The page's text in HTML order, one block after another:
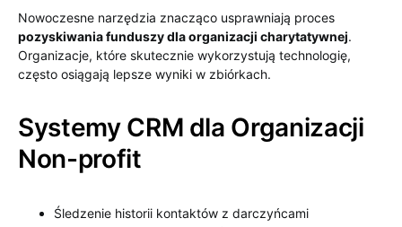
Nowoczesne narzędzia znacząco usprawniają proces
pozyskiwania funduszy dla organizacji charytatywnej.
Organizacje, które skutecznie wykorzystują technologię,
często osiągają lepsze wyniki w zbiórkach.
Systemy CRM dla Organizacji
Non-profit
Śledzenie historii kontaktów z darczyńcami